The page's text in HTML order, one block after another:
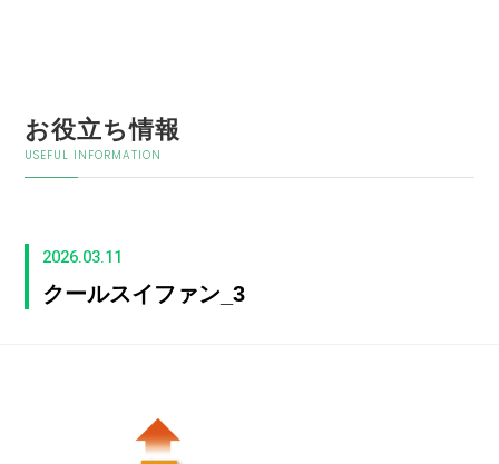
お役立ち情報
USEFUL INFORMATION
2026.03.11
クールスイファン_3